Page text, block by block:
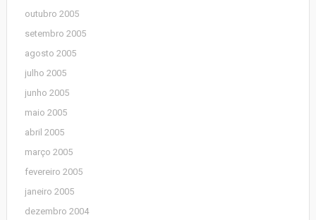
outubro 2005
setembro 2005
agosto 2005
julho 2005
junho 2005
maio 2005
abril 2005
março 2005
fevereiro 2005
janeiro 2005
dezembro 2004